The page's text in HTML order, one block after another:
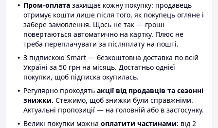
Пром-оплата захищає кожну покупку: продавець
отримує кошти лише після того, як покупець огляне і
забере замовлення. Щось не так — гроші
повертаються автоматично на картку. Плюс не
треба переплачувати за післяплату на пошті.
З підпискою Smart — безкоштовна доставка по всій
Україні за 50 грн на місяць. Достатньо однієї
покупки, щоб підписка окупилась.
Регулярно проходять акції від продавців та сезонні
знижки. Стежимо, щоб знижки були справжніми.
Актуальні пропозиції — на головній або в застосунку.
Великі покупки можна оплатити частинами: від 2